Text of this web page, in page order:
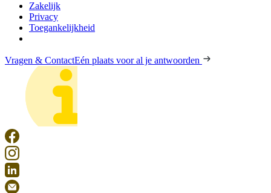
Zakelijk
Privacy
Toegankelijkheid
Vragen & ContactEén plaats voor al je antwoorden